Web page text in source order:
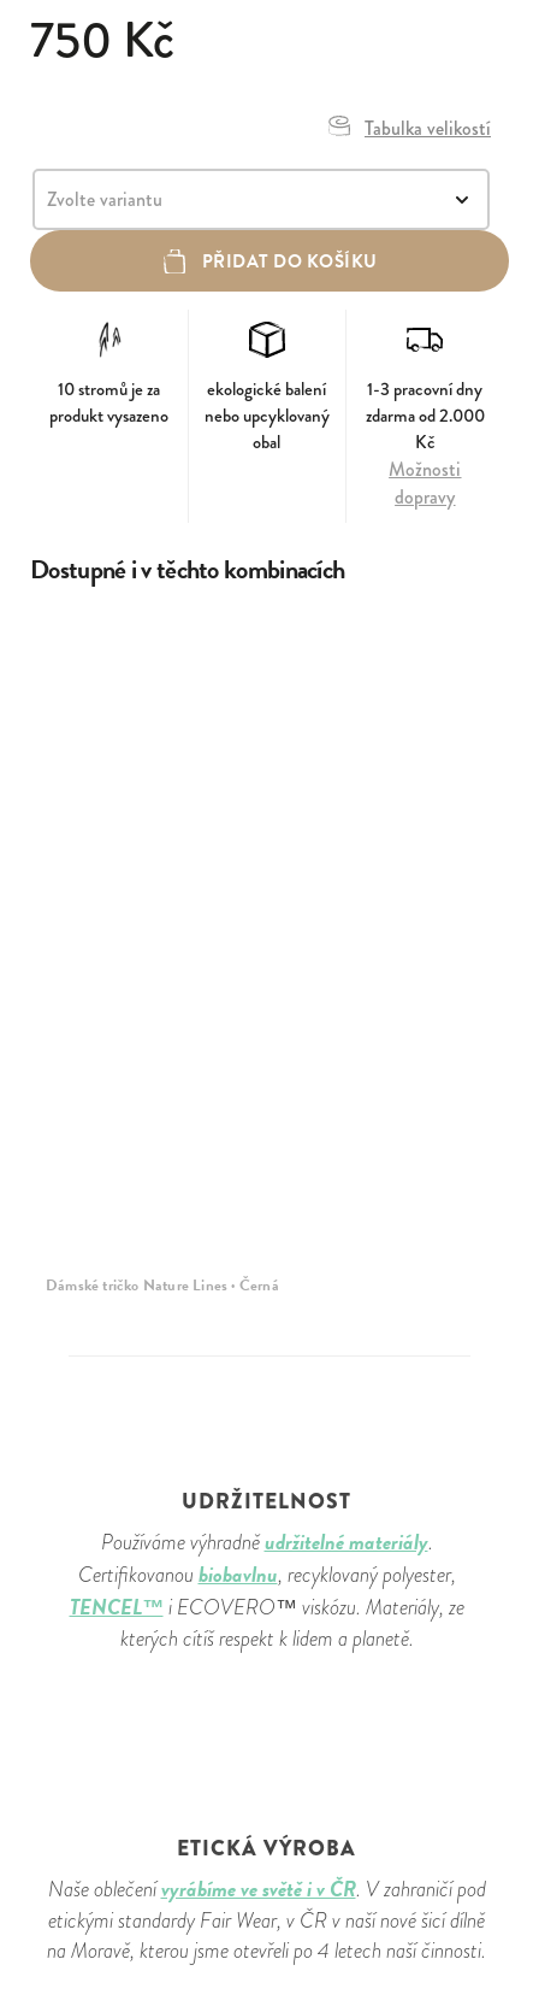
750 Kč
Tabulka velikostí
PŘIDAT DO KOŠÍKU
10 stromů je za
produkt vysazeno
ekologické balení
nebo upcyklovaný
obal
1-3 pracovní dny
zdarma od 2.000
Kč
Možnosti
dopravy
Dostupné i v těchto kombinacích
Dámské tričko Nature Lines · Černá
UDRŽITELNOST
Používáme výhradněudržitelné materiály.
Certifikovanou biobavlnu, recyklovaný polyester,
TENCEL™ i ECOVERO™ viskózu. Materiály, ze
kterých cítíš respekt k lidem a planetě.
ETICKÁ VÝROBA
Naše oblečenívyrábíme ve světě i v ČR. V zahraničí pod
etickými standardy Fair Wear, v ČR v naší nové šicí dílně
na Moravě, kterou jsme otevřeli po 4 letech naší činnosti.